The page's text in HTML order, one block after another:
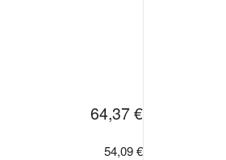
64,37 €
54,09 €